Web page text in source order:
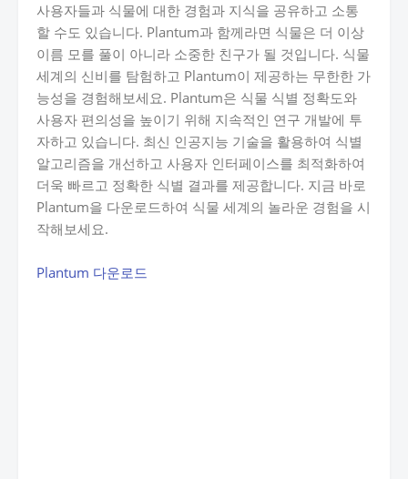
사용자들과 식물에 대한 경험과 지식을 공유하고 소통
할 수도 있습니다. Plantum과 함께라면 식물은 더 이상
이름 모를 풀이 아니라 소중한 친구가 될 것입니다. 식물
세계의 신비를 탐험하고 Plantum이 제공하는 무한한 가
능성을 경험해보세요. Plantum은 식물 식별 정확도와
사용자 편의성을 높이기 위해 지속적인 연구 개발에 투
자하고 있습니다. 최신 인공지능 기술을 활용하여 식별
알고리즘을 개선하고 사용자 인터페이스를 최적화하여
더욱 빠르고 정확한 식별 결과를 제공합니다. 지금 바로
Plantum을 다운로드하여 식물 세계의 놀라운 경험을 시
작해보세요.
Plantum 다운로드